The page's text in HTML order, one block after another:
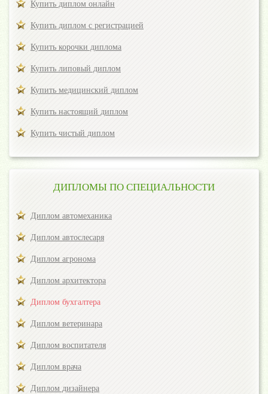
Купить диплом онлайн
Купить диплом с регистрацией
Купить корочки диплома
Купить липовый диплом
Купить медицинский диплом
Купить настоящий диплом
Купить чистый диплом
ДИПЛОМЫ ПО СПЕЦИАЛЬНОСТИ
Диплом автомеханика
Диплом автослесаря
Диплом агронома
Диплом архитектора
Диплом бухгалтера
Диплом ветеринара
Диплом воспитателя
Диплом врача
Диплом дизайнера